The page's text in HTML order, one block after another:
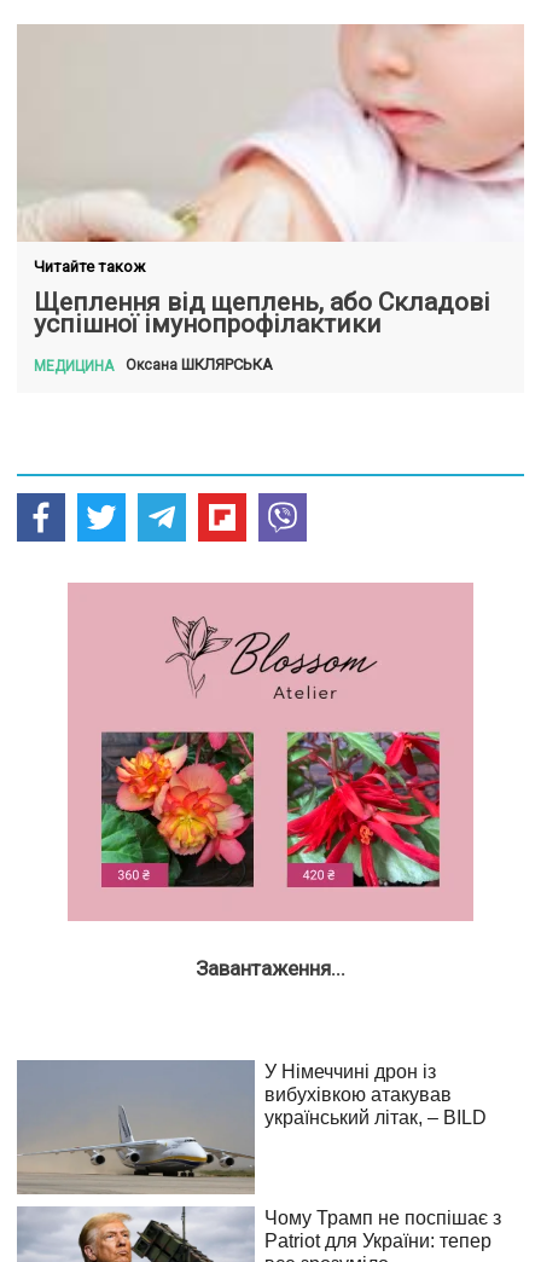
Читайте також
Щеплення від щеплень, або Складові
успішної імунопрофілактики
МЕДИЦИНА Оксана ШКЛЯРСЬКА
Завантаження...